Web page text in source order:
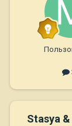
Stasya